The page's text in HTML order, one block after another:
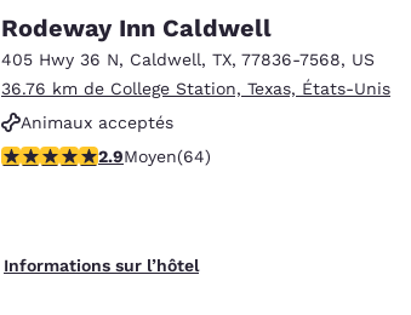
Rodeway Inn Caldwell
405 Hwy 36 N, Caldwell, TX, 77836-7568, US
36.76 km de College Station, Texas, États-Unis
Animaux acceptés
2.92 étoiles. Moyen. 64 commentaires
2.9Moyen(64)
Informations sur l’hôtel